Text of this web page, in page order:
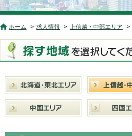
ホーム 求人情報 上信越・中部エリア